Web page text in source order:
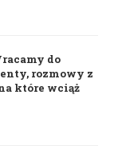
do
rozmowy z
które wciąż